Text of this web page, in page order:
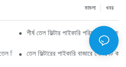
খবর
মামলা
একটি বিস্তৃত সারসংক্ষেপ
শীর্ষ তেল ফিল্টার পাইকারি পরিবেশক: কাকে
নির্বাচন করা: মূল বিবেচ্য বিষয়গুলি
তেল ফিল্টারের পাইকারি বাজারে নেভিগেট